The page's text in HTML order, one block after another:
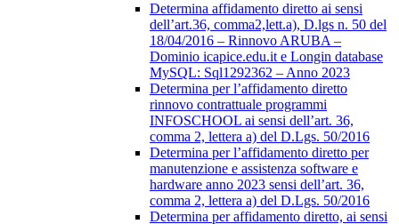
Determina affidamento diretto ai sensi
dell’art.36, comma2,lett.a), D.lgs n. 50 del
18/04/2016 – Rinnovo ARUBA –
Dominio icapice.edu.it e Longin database
MySQL: Sql1292362 – Anno 2023
Determina per l’affidamento diretto
rinnovo contrattuale programmi
INFOSCHOOL ai sensi dell’art. 36,
comma 2, lettera a) del D.Lgs. 50/2016
Determina per l’affidamento diretto per
manutenzione e assistenza software e
hardware anno 2023 sensi dell’art. 36,
comma 2, lettera a) del D.Lgs. 50/2016
Determina per affidamento diretto, ai sensi